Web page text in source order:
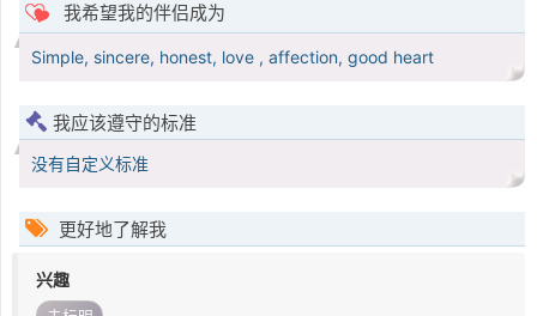
我希望我的伴侣成为
Simple, sincere, honest, love , affection, good heart
我应该遵守的标准
没有自定义标准
更好地了解我
兴趣